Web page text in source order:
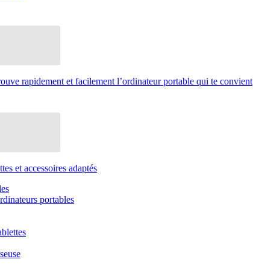
rapidement et facilement l’ordinateur portable qui te convient
et accessoires adaptés
portables